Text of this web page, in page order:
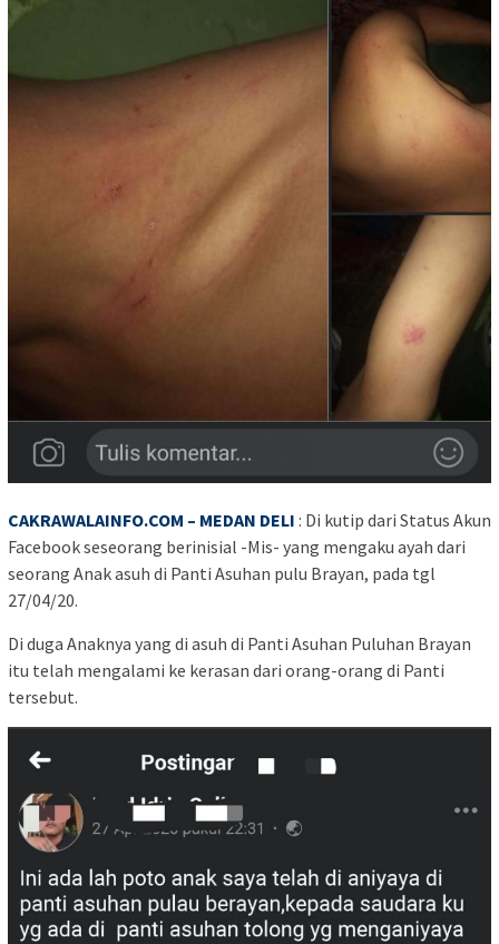
CAKRAWALAINFO.COM – MEDAN DELI : Di kutip dari Status Akun
Facebook seseorang berinisial -Mis- yang mengaku ayah dari
seorang Anak asuh di Panti Asuhan pulu Brayan, pada tgl
27/04/20.
Di duga Anaknya yang di asuh di Panti Asuhan Puluhan Brayan
itu telah mengalami ke kerasan dari orang-orang di Panti
tersebut.